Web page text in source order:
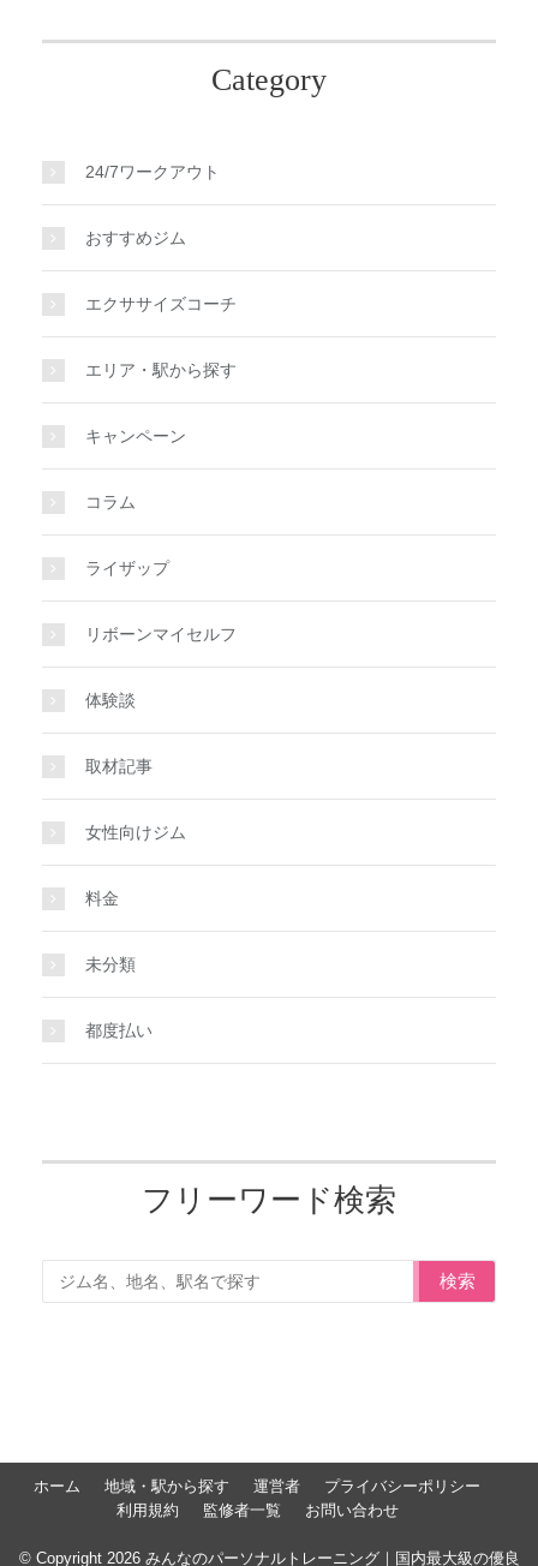
Category
24/7ワークアウト
おすすめジム
エクササイズコーチ
エリア・駅から探す
キャンペーン
コラム
ライザップ
リボーンマイセルフ
体験談
取材記事
女性向けジム
料金
未分類
都度払い
フリーワード検索
検索
ホーム 地域・駅から探す 運営者
プライバシーポリシー
利用規約
監修者一覧 お問い合わせ
© Copyright 2026 みんなのパーソナルトレーニング｜国内最大級の優良